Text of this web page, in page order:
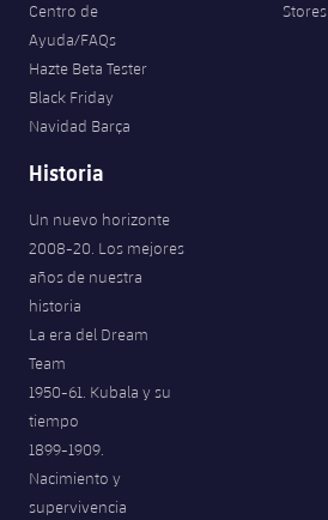
Centro de
Ayuda/FAQs
Hazte Beta Tester
Black Friday
Navidad Barça
Stores
Historia
Un nuevo horizonte
2008-20. Los mejores
años de nuestra
historia
La era del Dream
Team
1950-61. Kubala y su
tiempo
1899-1909.
Nacimiento y
supervivencia